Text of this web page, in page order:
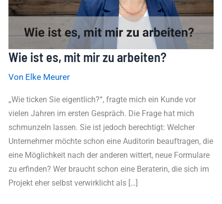
Wie ist es, mit mir zu arbeiten?
Von Elke Meurer
„Wie ticken Sie eigentlich?“, fragte mich ein Kunde vor
vielen Jahren im ersten Gespräch. Die Frage hat mich
schmunzeln lassen. Sie ist jedoch berechtigt: Welcher
Unternehmer möchte schon eine Auditorin beauftragen, die
eine Möglichkeit nach der anderen wittert, neue Formulare
zu erfinden? Wer braucht schon eine Beraterin, die sich im
Projekt eher selbst verwirklicht als […]